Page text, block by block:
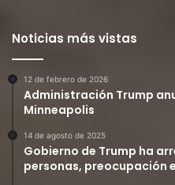
Noticias más vistas
12 de febrero de 2026
Administración Trump
Minneapolis
14 de agosto de 2025
Gobierno de Trump ha
personas, preocupación